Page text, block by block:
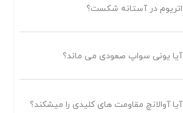
اتریوم در آستانه شکست؟
آیا یونی سواپ صعودی می ماند؟
آیا آوالانچ مقاومت های کلیدی را میشکند؟